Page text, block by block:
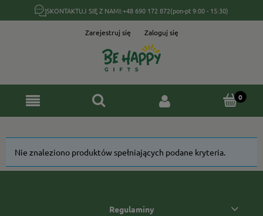
SKONTAKTUJ SIĘ Z NAMI:+48 690 172 872(pon-pt 9:00 - 15:30)
Zarejestruj się Zaloguj się
Nie znaleziono produktów spełniających podane kryteria.
Regulaminy